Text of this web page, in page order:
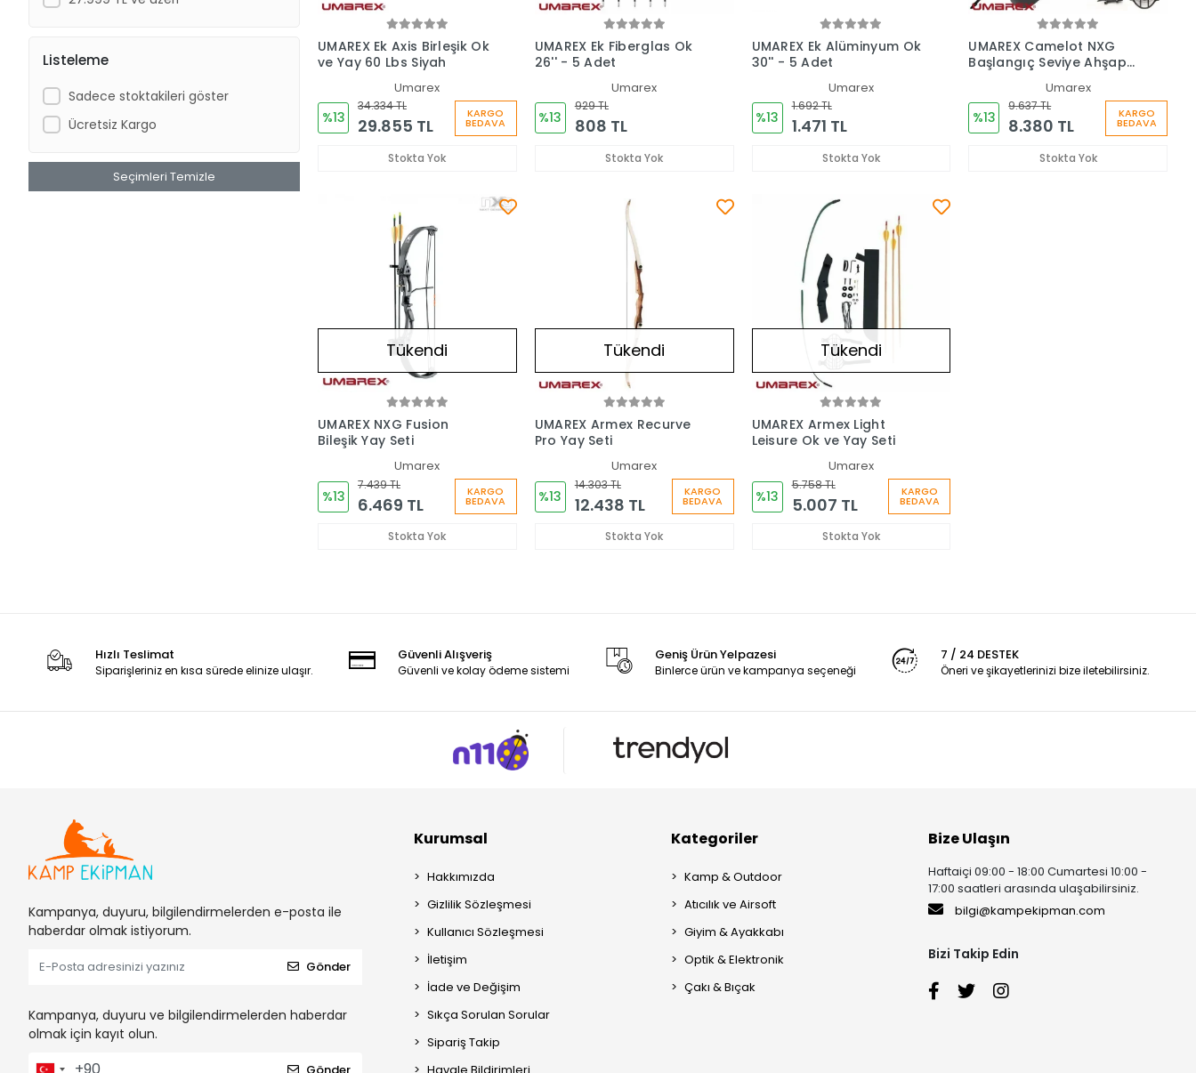
Listeleme
Sadece stoktakileri göster
Ücretsiz Kargo
Seçimleri Temizle
UMAREX Ek Axis Birleşik Ok
ve Yay 60 Lbs Siyah
Umarex
%13
34.334 TL
29.855 TL
KARGO
BEDAVA
Stokta Yok
UMAREX Ek Fiberglas Ok
26'' - 5 Adet
Umarex
%13
929 TL
808 TL
Stokta Yok
UMAREX Ek Alüminyum Ok
30'' - 5 Adet
Umarex
%13
1.692 TL
1.471 TL
Stokta Yok
UMAREX Camelot NXG
Başlangıç Seviye Ahşap
Umarex
%13
9.637 TL
8.380 TL
KARGO
BEDAVA
Stokta Yok
Tükendi
UMAREX NXG Fusion
Bileşik Yay Seti
Umarex
%13
7.439 TL
6.469 TL
KARGO
BEDAVA
Stokta Yok
Tükendi
UMAREX Armex Recurve
Pro Yay Seti
Umarex
%13
14.303 TL
12.438 TL
KARGO
BEDAVA
Stokta Yok
Tükendi
UMAREX Armex Light
Leisure Ok ve Yay Seti
Umarex
%13
5.758 TL
5.007 TL
KARGO
BEDAVA
Stokta Yok
Hızlı Teslimat
Siparişleriniz en kısa sürede elinize ulaşır.
Güvenli Alışveriş
Güvenli ve kolay ödeme sistemi
Geniş Ürün Yelpazesi
Binlerce ürün ve kampanya seçeneği
7 / 24 DESTEK
Öneri ve şikayetlerinizi bize iletebilirsiniz.
Kampanya, duyuru, bilgilendirmelerden e-posta ile
haberdar olmak istiyorum.
Gönder
Kampanya, duyuru ve bilgilendirmelerden haberdar
olmak için kayıt olun.
Kurumsal
Hakkımızda
Gizlilik Sözleşmesi
Kullanıcı Sözleşmesi
İletişim
İade ve Değişim
Sıkça Sorulan Sorular
Sipariş Takip
Kategoriler
Kamp & Outdoor
Atıcılık ve Airsoft
Giyim & Ayakkabı
Optik & Elektronik
Çakı & Bıçak
Bize Ulaşın
Haftaiçi 09:00 - 18:00 Cumartesi 10:00 -
17:00 saatleri arasında ulaşabilirsiniz.
bilgi@kampekipman.com
Bizi Takip Edin